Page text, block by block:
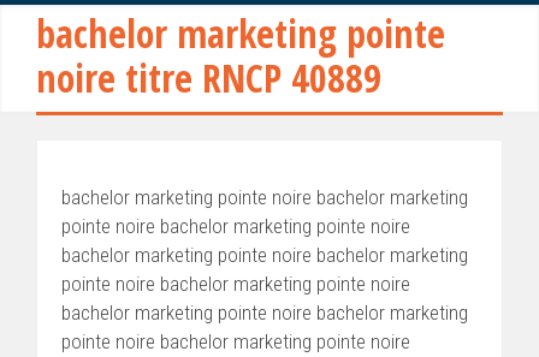
bachelor marketing pointe
noire titre RNCP 40889
bachelor marketing pointe noire bachelor marketing
pointe noire bachelor marketing pointe noire
bachelor marketing pointe noire bachelor marketing
pointe noire bachelor marketing pointe noire
bachelor marketing pointe noire bachelor marketing
pointe noire bachelor marketing pointe noire